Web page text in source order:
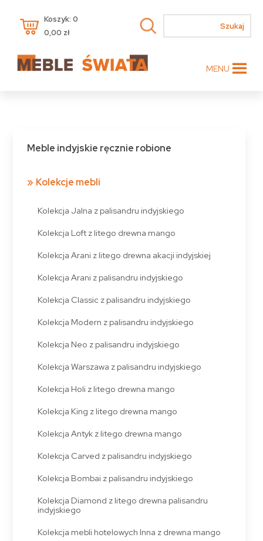
Koszyk: 0
0,00 zł
MENU
Meble indyjskie ręcznie robione
Kolekcje mebli
Kolekcja Jalna z palisandru indyjskiego
Kolekcja Loft z litego drewna mango
Kolekcja Arani z litego drewna akacji indyjskiej
Kolekcja Arani z palisandru indyjskiego
Kolekcja Classic z palisandru indyjskiego
Kolekcja Modern z palisandru indyjskiego
Kolekcja Neo z palisandru indyjskiego
Kolekcja Warszawa z palisandru indyjskiego
Kolekcja Holi z litego drewna mango
Kolekcja King z litego drewna mango
Kolekcja Antyk z litego drewna mango
Kolekcja Carved z palisandru indyjskiego
Kolekcja Bombai z palisandru indyjskiego
Kolekcja Diamond z litego drewna palisandru
indyjskiego
Kolekcja mebli hotelowych Inna z drewna mango